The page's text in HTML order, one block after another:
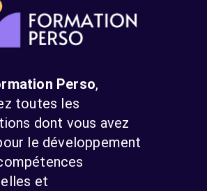
Perso,
toutes les
dont vous avez
le développement
et